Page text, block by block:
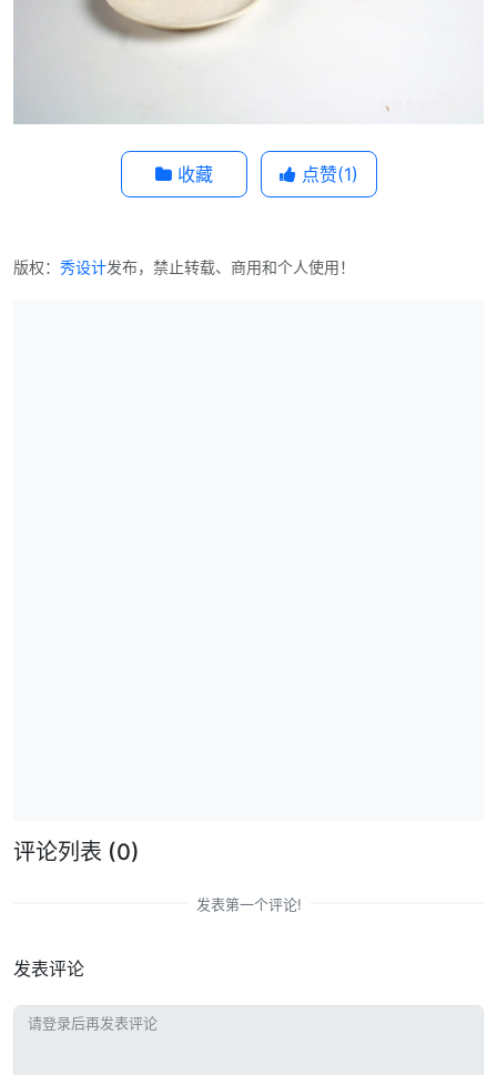
收藏 点赞(1)
版权： 秀设计发布，禁止转载、商用和个人使用！
评论列表 (0)
发表第一个评论!
发表评论